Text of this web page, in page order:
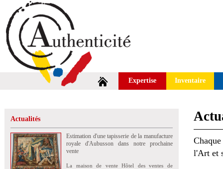
Expertise Inventaire
Actualités
Estimation d'une tapisserie de la manufacture
royale d'Aubusson dans notre prochaine
vente
La maison de vente Hôtel des ventes de
l'Art et